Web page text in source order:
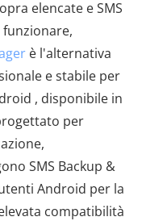
elencate e SMS
è l'alternativa
e stabile per
, disponibile in
per
SMS Backup &
Android per la
compatibilità